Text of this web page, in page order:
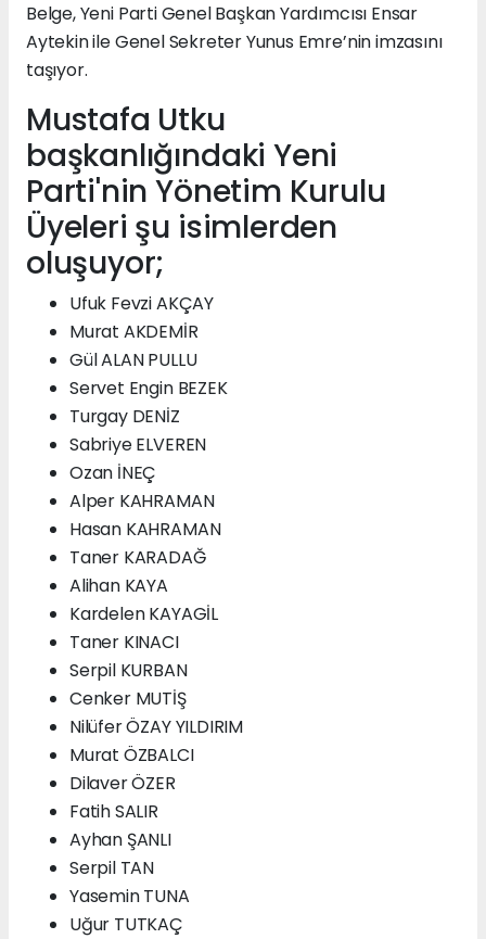
Belge, Yeni Parti Genel Başkan Yardımcısı Ensar
Aytekin ile Genel Sekreter Yunus Emre’nin imzasını
taşıyor.
Mustafa Utku
başkanlığındaki Yeni
Parti'nin Yönetim Kurulu
Üyeleri şu isimlerden
oluşuyor;
Ufuk Fevzi AKÇAY
Murat AKDEMİR
Gül ALAN PULLU
Servet Engin BEZEK
Turgay DENİZ
Sabriye ELVEREN
Ozan İNEÇ
Alper KAHRAMAN
Hasan KAHRAMAN
Taner KARADAĞ
Alihan KAYA
Kardelen KAYAGİL
Taner KINACI
Serpil KURBAN
Cenker MUTİŞ
Nilüfer ÖZAY YILDIRIM
Murat ÖZBALCI
Dilaver ÖZER
Fatih SALIR
Ayhan ŞANLI
Serpil TAN
Yasemin TUNA
Uğur TUTKAÇ